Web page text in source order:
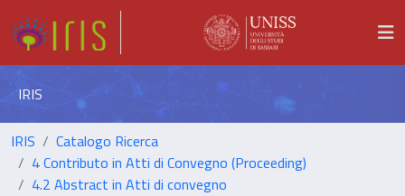
IRIS
IRIS
Catalogo Ricerca
4 Contributo in Atti di Convegno (Proceeding)
4.2 Abstract in Atti di convegno